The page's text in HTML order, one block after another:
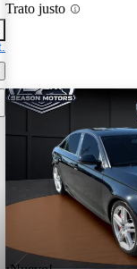
Trato justo
este Aviso